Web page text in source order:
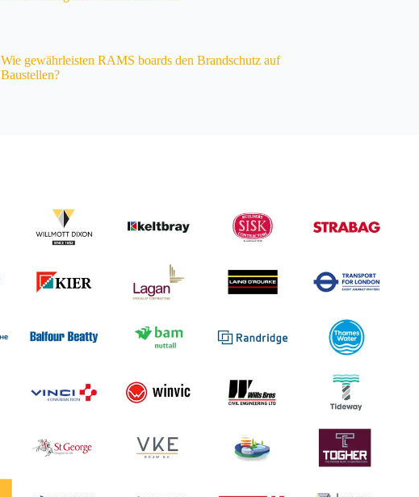
Wie gewährleisten RAMS boards den Brandschutz auf
Baustellen?